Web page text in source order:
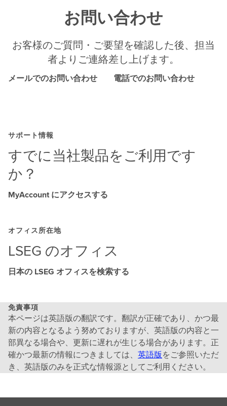
お問い合わせ
お客様のご質問・ご要望を確認した後、担当
者よりご連絡差し上げます。
メールでのお問い合わせ 電話でのお問い合わせ
サポート情報
すでに当社製品をご利用です
か？
MyAccount にアクセスする
オフィス所在地
LSEG のオフィス
日本の LSEG オフィスを検索する
免責事項
本ページは英語版の翻訳です。翻訳が正確であり、かつ最
新の内容となるよう努めておりますが、英語版の内容と一
部異なる場合や、更新に遅れが生じる場合があります。正
確かつ最新の情報につきましては、 英語版をご参照いただ
き、英語版のみを正式な情報源としてご利用ください。